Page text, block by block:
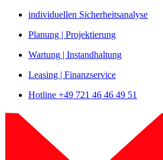
Zum
springen
individuellen Sicherheitsanalyse
Planung | Projektierung
Wartung | Instandhaltung
Leasing | Finanzservice
Hotline +49 721 46 46 49 51